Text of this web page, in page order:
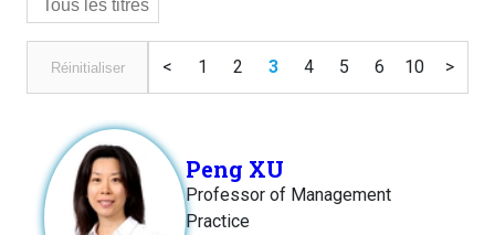
Réinitialiser < 1 2 3 4 5 6 10 >
Peng XU
Professor of Management
Practice